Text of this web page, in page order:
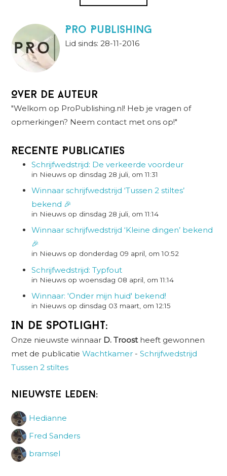
Pro Publishing
Lid sinds: 28-11-2016
Over de auteur
"Welkom op ProPublishing.nl! Heb je vragen of
opmerkingen? Neem contact met ons op!"
Recente Publicaties
Schrijfwedstrijd: De verkeerde voordeur
in Nieuws op dinsdag 28 juli, om 11:31
Winnaar schrijfwedstrijd ‘Tussen 2 stiltes’
bekend 🎉
in Nieuws op dinsdag 28 juli, om 11:14
Winnaar schrijfwedstrijd ‘Kleine dingen’ bekend
🎉
in Nieuws op donderdag 09 april, om 10:52
Schrijfwedstrijd: Typfout
in Nieuws op woensdag 08 april, om 11:14
Winnaar: 'Onder mijn huid' bekend!
in Nieuws op dinsdag 03 maart, om 12:15
In de spotlight:
Onze nieuwste winnaar D. Troost heeft gewonnen
met de publicatieWachtkamer -Schrijfwedstrijd
Tussen 2 stiltes
Nieuwste leden:
Hedianne
Fred Sanders
bramsel